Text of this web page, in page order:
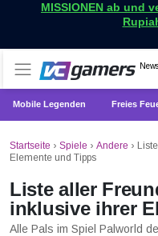
MISSIONEN ab und
News
Mobile Legenden Freies
Startseite › Spiele › Andere ›
Elemente und Tipps
Liste aller
inklusive ihrer
Alle Pals im Spiel Palworld